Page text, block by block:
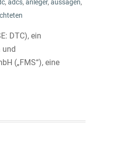
, adcs, anleger, aussagen,
DTC), ein
und
(„FMS“), eine